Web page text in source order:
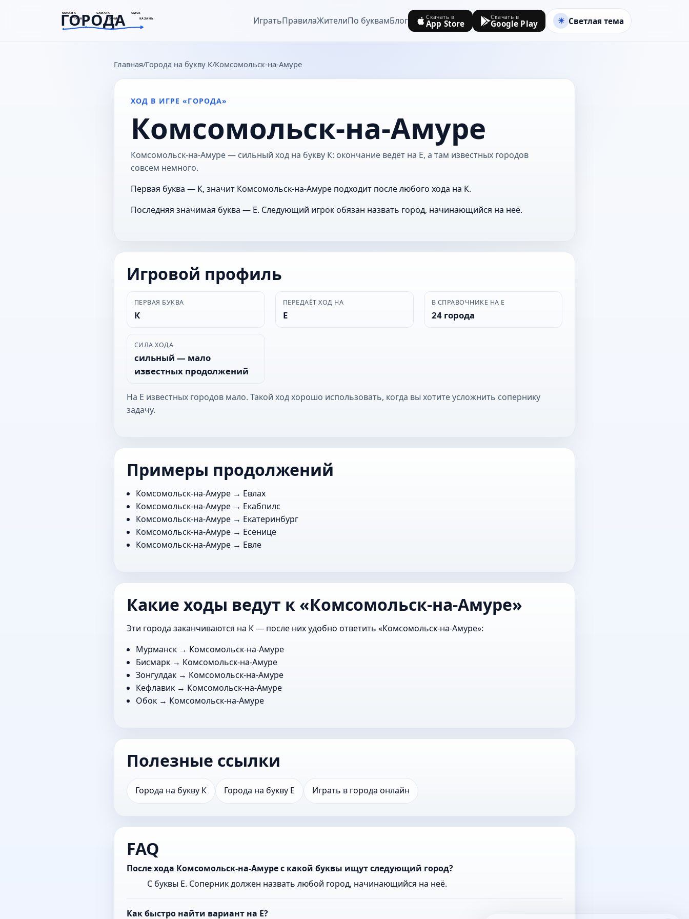
МОСКВА САМАРА ОМСК
ТУЛА СОЧИ КАЗАНЬ
ГОРОДА
goroda-na.ru ИгратьПравилаЖителиПо буквамБлог Скачать в
App Store
Скачать в
Google Play Светлая тема
Главная Города на букву К Комсомольск-на-Амуре
ХОД В ИГРЕ «ГОРОДА»
Комсомольск-на-Амуре
Комсомольск-на-Амуре — сильный ход на букву К: окончание ведёт на Е, а там известных городов
совсем немного.
Первая буква — К, значит Комсомольск-на-Амуре подходит после любого хода на К.
Последняя значимая буква — Е. Следующий игрок обязан назвать город, начинающийся на неё.
Игровой профиль
ПЕРВАЯ БУКВА
К
ПЕРЕДАЁТ ХОД НА
Е
В СПРАВОЧНИКЕ НА Е
24 города
СИЛА ХОДА
сильный — мало
известных продолжений
На Е известных городов мало. Такой ход хорошо использовать, когда вы хотите усложнить сопернику
задачу.
Примеры продолжений
Комсомольск-на-Амуре → Евлах
Комсомольск-на-Амуре → Екабпилс
Комсомольск-на-Амуре → Екатеринбург
Комсомольск-на-Амуре → Есенице
Комсомольск-на-Амуре → Евле
Какие ходы ведут к «Комсомольск-на-Амуре»
Эти города заканчиваются на К — после них удобно ответить «Комсомольск-на-Амуре»:
Мурманск → Комсомольск-на-Амуре
Бисмарк → Комсомольск-на-Амуре
Зонгулдак → Комсомольск-на-Амуре
Кефлавик → Комсомольск-на-Амуре
Обок → Комсомольск-на-Амуре
Полезные ссылки
Города на букву К Города на букву Е Играть в города онлайн
FAQ
После хода Комсомольск-на-Амуре с какой буквы ищут следующий город?
С буквы Е. Соперник должен назвать любой город, начинающийся на неё.
Как быстро найти вариант на Е?